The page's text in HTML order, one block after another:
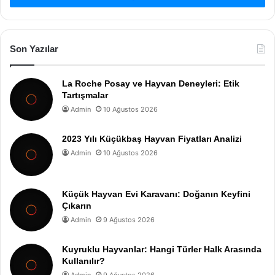
Son Yazılar
La Roche Posay ve Hayvan Deneyleri: Etik
Tartışmalar
Admin 10 Ağustos 2026
2023 Yılı Küçükbaş Hayvan Fiyatları Analizi
Admin 10 Ağustos 2026
Küçük Hayvan Evi Karavanı: Doğanın Keyfini
Çıkarın
Admin 9 Ağustos 2026
Kuyruklu Hayvanlar: Hangi Türler Halk Arasında
Kullanılır?